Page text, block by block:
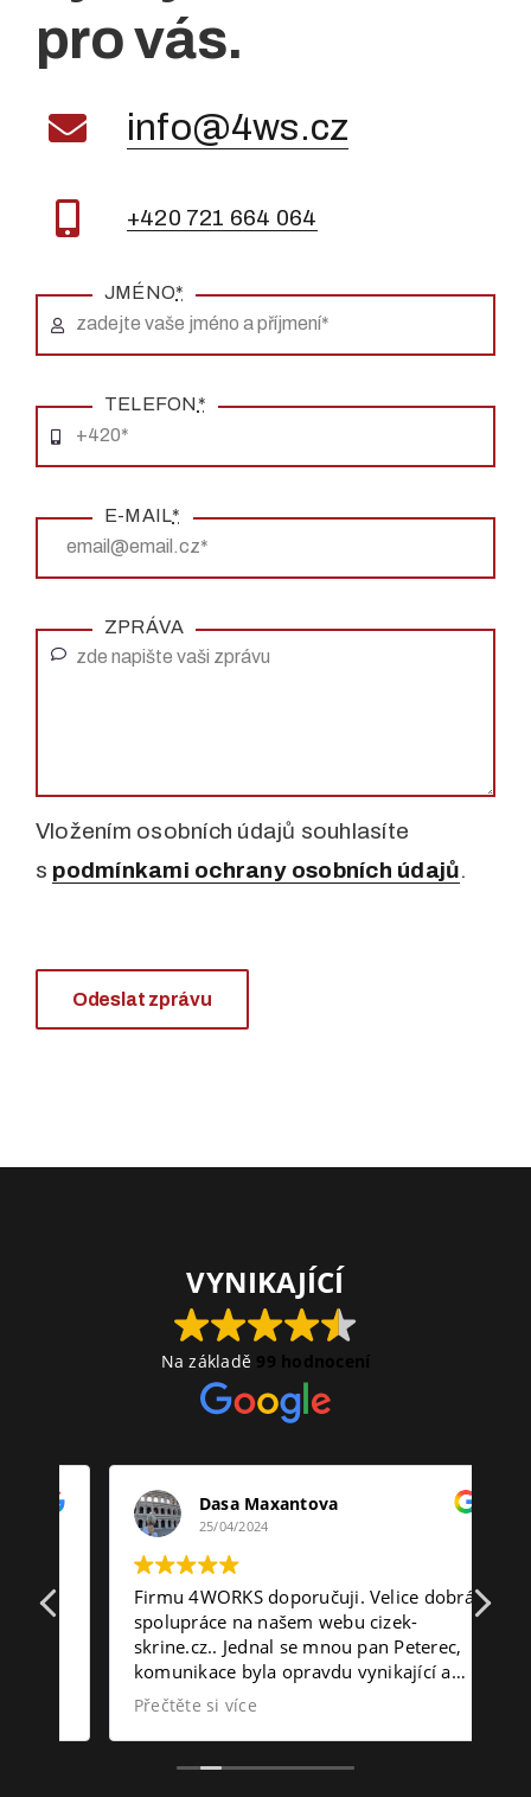
pro vás.
info@4ws.cz
+420 721 664 064
JMÉNO*
TELEFON*
E-MAIL*
ZPRÁVA
Vložením osobních údajů souhlasíte
s podmínkami ochrany osobních údajů.
Odeslat zprávu
VYNIKAJÍCÍ
Na základě 99 hodnocení
Dasa Maxantova
25/04/2024
Firmu 4WORKS doporučuji. Velice dobrá
spolupráce na našem webu cizek-
skrine.cz.. Jednal se mnou pan Peterec,
komunikace byla opravdu vynikající a
splnila moje očekávání.
Přečtěte si více